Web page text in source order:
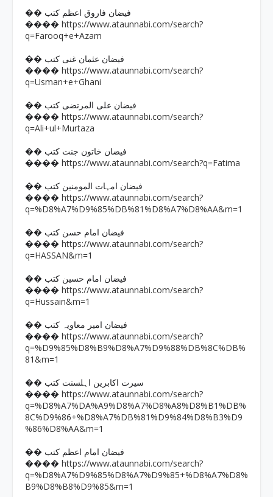
�� فیضان فاروق اعظم کتب
���� https://www.ataunnabi.com/search?
q=Farooq+e+Azam
�� فیضان عثمان غنی کتب
���� https://www.ataunnabi.com/search?
q=Usman+e+Ghani
�� فیضان علی المرتضی کتب
���� https://www.ataunnabi.com/search?
q=Ali+ul+Murtaza
�� فیضان خاتون جنت کتب
���� https://www.ataunnabi.com/search?q=Fatima
�� فیضان امہات المومنین کتب
���� https://www.ataunnabi.com/search?
q=%D8%A7%D9%85%DB%81%D8%A7%D8%AA&m=1
�� فیضان امام حسن کتب
���� https://www.ataunnabi.com/search?
q=HASSAN&m=1
�� فیضان امام حسین کتب
���� https://www.ataunnabi.com/search?
q=Hussain&m=1
�� فیضان امیر معاویہ کتب
���� https://www.ataunnabi.com/search?
q=%D9%85%D8%B9%D8%A7%D9%88%DB%8C%DB%
81&m=1
�� سیرت اکابرین اہلسنت کتب
���� https://www.ataunnabi.com/search?
q=%D8%A7%DA%A9%D8%A7%D8%A8%D8%B1%DB%
8C%D9%86+%D8%A7%DB%81%D9%84%D8%B3%D9
%86%D8%AA&m=1
�� فیضان امام اعظم کتب
���� https://www.ataunnabi.com/search?
q=%D8%A7%D9%85%D8%A7%D9%85+%D8%A7%D8%
B9%D8%B8%D9%85&m=1